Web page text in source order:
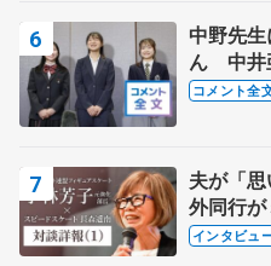
中野先
ん 中井
ャンプ
コメント全
夫が「
外同行
クでは
インタビュ